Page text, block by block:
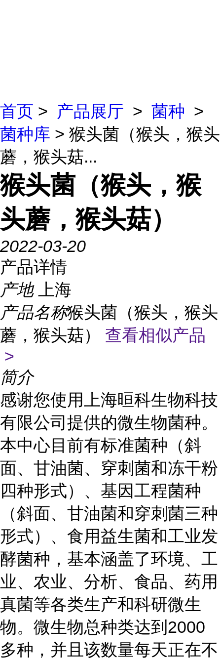
首页 > 产品展厅 > 菌种 >
菌种库 > 猴头菌（猴头，猴头
蘑，猴头菇...
猴头菌（猴头，猴
头蘑，猴头菇）
2022-03-20
产品详情
产地
上海
产品名称猴头菌（猴头，猴头
蘑，猴头菇） 查看相似产品
>
简介
感谢您使用上海晅科生物科技
有限公司提供的微生物菌种。
本中心目前有标准菌种（斜
面、甘油菌、穿刺菌和冻干粉
四种形式）、基因工程菌种
（斜面、甘油菌和穿刺菌三种
形式）、食用益生菌和工业发
酵菌种，基本涵盖了环境、工
业、农业、分析、食品、药用
真菌等各类生产和科研微生
物。微生物总种类达到2000
多种，并且该数量每天正在不